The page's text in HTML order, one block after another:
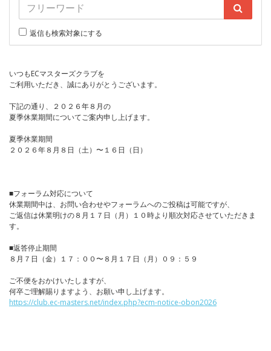
返信も検索対象にする
いつもECマスターズクラブを
ご利用いただき、誠にありがとうございます。
下記の通り、２０２６年８月の
夏季休業期間についてご案内申し上げます。
夏季休業期間
２０２６年８月８日（土）〜１６日（日）
■フォーラム対応について
休業期間中は、お問い合わせやフォーラムへのご投稿は可能ですが、
ご返信は休業明けの８月１７日（月）１０時より順次対応させていただきま
す。
■返答停止期間
８月７日（金）１７：００〜８月１７日（月）０９：５９
ご不便をおかけいたしますが、
何卒ご理解賜りますよう、お願い申し上げます。
https://club.ec-masters.net/index.php?ecm-notice-obon2026